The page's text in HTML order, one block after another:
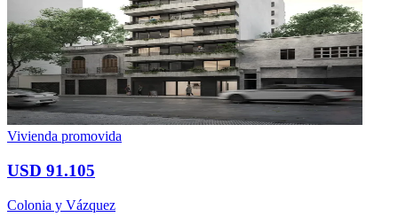
Vivienda promovida
USD 91.105
Colonia y Vázquez